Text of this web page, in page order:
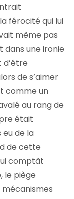
férocité qui lui
même pas
dans une ironie
d’être
de s’aimer
comme un
au rang de
était
eu de la
de cette
comptât
le piège
mécanismes